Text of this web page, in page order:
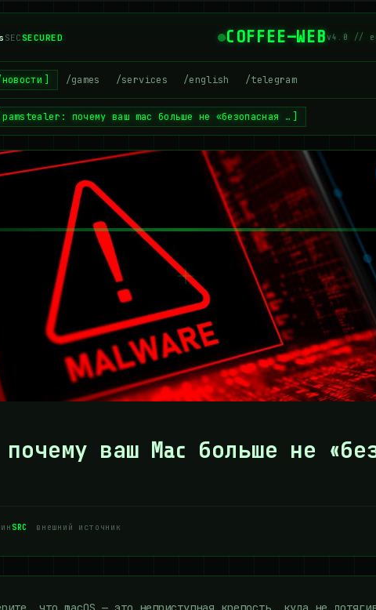
SECSECURED COFFEE—WEBv4.0 //
/games /services /english /telegram
pamstealer: почему ваш mac больше не «безопасная …
почему ваш Mac больше не
SRC внешний источник